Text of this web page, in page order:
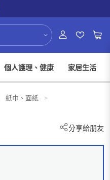
個人護理、健康 家居生活
紙巾、面紙
>
分享給朋友